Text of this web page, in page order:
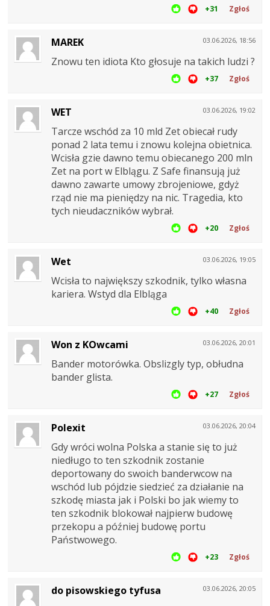
+31 Zgłoś
03.06.2026, 18:56
MAREK
Znowu ten idiota Kto głosuje na takich ludzi ?
+37 Zgłoś
03.06.2026, 19:02
WET
Tarcze wschód za 10 mld Zet obiecał rudy
ponad 2 lata temu i znowu kolejna obietnica.
Wcisła gzie dawno temu obiecanego 200 mln
Zet na port w Elblągu. Z Safe finansują już
dawno zawarte umowy zbrojeniowe, gdyż
rząd nie ma pieniędzy na nic. Tragedia, kto
tych nieudaczników wybrał.
+20 Zgłoś
03.06.2026, 19:05
Wet
Wcisła to największy szkodnik, tylko własna
kariera. Wstyd dla Elbląga
+40 Zgłoś
03.06.2026, 20:01
Won z KOwcami
Bander motorówka. Obslizgly typ, obłudna
bander glista.
+27 Zgłoś
03.06.2026, 20:04
Polexit
Gdy wróci wolna Polska a stanie się to już
niedługo to ten szkodnik zostanie
deportowany do swoich banderwcow na
wschód lub pójdzie siedzieć za działanie na
szkodę miasta jak i Polski bo jak wiemy to
ten szkodnik blokował najpierw budowę
przekopu a później budowę portu
Państwowego.
+23 Zgłoś
03.06.2026, 20:05
do pisowskiego tyfusa